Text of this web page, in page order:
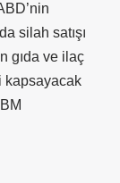
silah satışı
gıda ve ilaç
kapsayacak